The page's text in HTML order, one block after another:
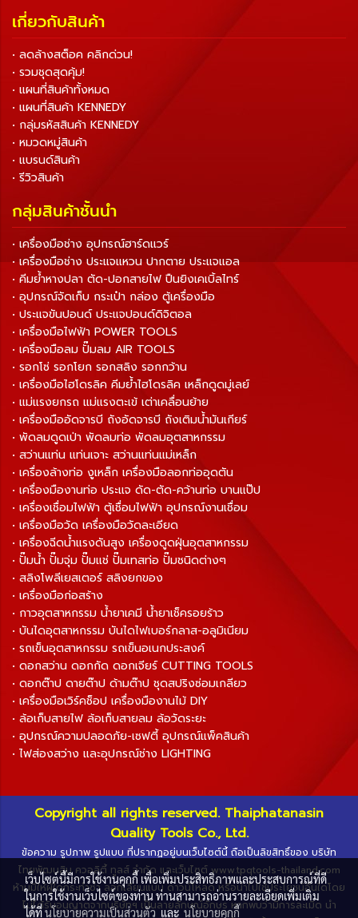
เกี่ยวกับสินค้า
• ลดล้างสต็อค คลิกด่วน!
• รวมชุดสุดคุ้ม!
• แผนที่สินค้าทั้งหมด
• แผนที่สินค้า KENNEDY
• กลุ่มรหัสสินค้า KENNEDY
• หมวดหมู่สินค้า
• แบรนด์สินค้า
• รีวิวสินค้า
กลุ่มสินค้าชั้นนำ
• เครื่องมือช่าง อุปกรณ์ฮาร์ดแวร์
• เครื่องมือช่าง ประแจแหวน ปากตาย ประแจแอล
• คีมย้ำหางปลา ตัด-ปอกสายไฟ ปืนยิงเคเบิ้ลไทร์
• อุปกรณ์จัดเก็บ กระเป๋า กล่อง ตู้เครื่องมือ
• ประแจขันปอนด์ ประแจปอนด์ดิจิตอล
• เครื่องมือไฟฟ้า POWER TOOLS
• เครื่องมือลม ปั๊มลม AIR TOOLS
• รอกโซ่ รอกโยก รอกสลิง รอกกว้าน
• เครื่องมือไฮโดรลิค คีมย้ำไฮโดรลิค เหล็กดูดมู่เลย์
• แม่แรงยกรถ แม่แรงตะเข้ เต่าเคลื่อนย้าย
• เครื่องมืออัดจารบี ถังอัดจารบี ถังเติมน้ำมันเกียร์
• พัดลมดูดเป่า พัดลมท่อ พัดลมอุตสาหกรรม
• สว่านแท่น แท่นเจาะ สว่านแท่นแม่เหล็ก
• เครื่องล้างท่อ งูเหล็ก เครื่องมือลอกท่ออุดตัน
• เครื่องมืองานท่อ ประแจ ดัด-ตัด-คว้านท่อ บานแป๊ป
• เครื่องเชื่อมไฟฟ้า ตู้เชื่อมไฟฟ้า อุปกรณ์งานเชื่อม
• เครื่องมือวัด เครื่องมือวัดละเอียด
• เครื่องฉีดน้ำแรงดันสูง เครื่องดูดฝุ่นอุตสาหกรรม
• ปั๊มน้ำ ปั๊มจุ่ม ปั๊มแช่ ปั๊มเทสท่อ ปั๊มชนิดต่างๆ
• สลิงโพลีเยสเตอร์ สลิงยกของ
• เครื่องมือก่อสร้าง
• กาวอุตสาหกรรม น้ำยาเคมี น้ำยาเช็ครอยร้าว
• บันไดอุตสาหกรรม บันไดไฟเบอร์กลาส-อลูมิเนียม
• รถเข็นอุตสาหกรรม รถเข็นอเนกประสงค์
• ดอกสว่าน ดอกกัด ดอกเจียร์ CUTTING TOOLS
• ดอกต๊าป ดายต๊าป ด้ามต๊าป ชุดสปริงซ่อมเกลียว
• เครื่องมือเวิร์คช็อป เครื่องมืองานไม้ DIY
• ล้อเก็บสายไฟ ล้อเก็บสายลม ล้อวัดระยะ
• อุปกรณ์ความปลอดภัย-เซฟตี้ อุปกรณ์แพ็คสินค้า
• ไฟส่องสว่าง และอุปกรณ์ช่าง LIGHTING
Copyright all rights reserved. Thaiphatanasin
Quality Tools Co., Ltd.
ข้อความ รูปภาพ รูปแบบ ที่ปรากฏอยู่บนเว็บไซต์นี้ ถือเป็นลิขสิทธิ์ของ บริษัท
ไทยพัฒนสิน ควอลิตี้ ทูลส์ จำกัด และเว็บไซต์ www.tpqtools-thailand.com
ห้ามมิให้ผู้ใดกระทำซ้ำ ลอกเลียนแบบ ดาวน์โหลด หรือนำไปใช้ประโยชน์อื่นใดโดย
ไม่ได้รับอนุญาตจากบริษัทฯ เป็นลายลักษณ์อักษร หากพบว่ามีการละเมิด นำ
เว็บไซต์นี้มีการใช้งานคุกกี้ เพื่อเพิ่มประสิทธิภาพและประสบการณ์ที่ดี
ในการใช้งานเว็บไซต์ของท่าน ท่านสามารถอ่านรายละเอียดเพิ่มเติม
ได้ที่นโยบายความเป็นส่วนตัวและนโยบายคุกกี้